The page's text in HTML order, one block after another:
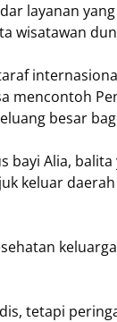
layanan yang
wisatawan
mencontoh
besar
bayi Alia,
keluar
tetapi